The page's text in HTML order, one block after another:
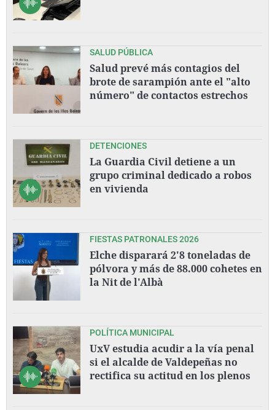
SALUD PÚBLICA
Salud prevé más contagios del
brote de sarampión ante el "alto
número" de contactos estrechos
DETENCIONES
La Guardia Civil detiene a un
grupo criminal dedicado a robos
en vivienda
FIESTAS PATRONALES 2026
Elche disparará 2'8 toneladas de
pólvora y más de 88.000 cohetes en
la Nit de l'Albà
POLÍTICA MUNICIPAL
UxV estudia acudir a la vía penal
si el alcalde de Valdepeñas no
rectifica su actitud en los plenos